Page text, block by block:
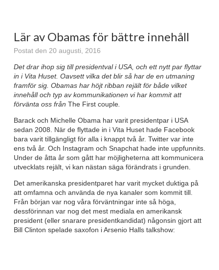
Lär av Obamas för bättre innehåll
Postat den 20 augusti, 2016
Det drar ihop sig till presidentval i USA, och ett nytt par flyttar
in i Vita Huset. Oavsett vilka det blir så har de en utmaning
framför sig. Obamas har höjt ribban rejält för både vilket
innehåll och typ av kommunikationen vi har kommit att
förvänta oss från The First couple
Barack och Michelle Obama har varit presidentpar i USA
sedan 2008. När de flyttade in i Vita Huset hade Facebook
bara varit tillgängligt för alla i knappt två år. Twitter var inte
ens två år. Och Instagram och Snapchat hade inte uppfunnits.
Under de åtta år som gått har möjligheterna att kommunicera
utvecklats rejält, vi kan nästan säga förändrats i grunden.
Det amerikanska presidentparet har varit mycket duktiga på
att omfamna och använda de nya kanaler som kommit till.
Från början var nog våra förväntningar inte så höga,
dessförinnan var nog det mest mediala en amerikansk
president (eller snarare presidentkandidat) någonsin gjort att
Bill Clinton spelade saxofon i Arsenio Halls talkshow: